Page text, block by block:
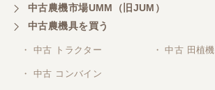
中古農機市場UMM（旧JUM）
中古農機具を買う
・ 中古 トラクター ・ 中古 田植機
・ 中古 コンバイン